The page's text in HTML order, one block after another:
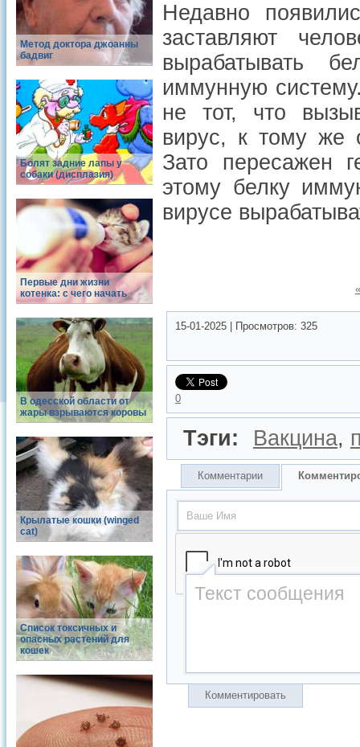
Метод доктора джоанны
бадвиг
Болят задние лапы у
собаки (дисплазия)
Первые дни жизни
котенка: с чего начать
В одесской области от
жары взрываются коровы
Крылатые кошки (winged
cat)
Список токсичных и
опасных растений для
кошек
Недавно
заставляют
вырабатывать
иммунную
не тот, что
вирус, к тому же
Зато пересажен
этому белку
вирусе
15-01-2025 Просмотров: 325
0
Тэги: Вакцина,
Комментарии
Комментировать